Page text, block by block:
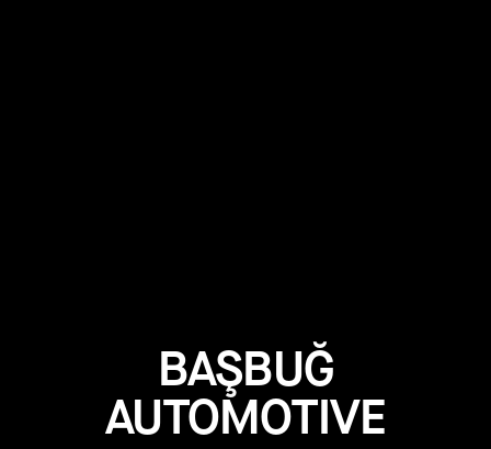
BAŞBUĞ
AUTOMOTIVE